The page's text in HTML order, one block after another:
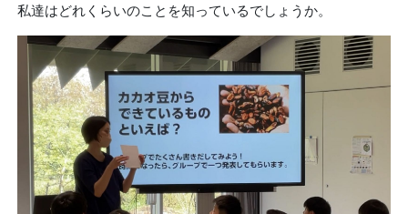
私達はどれくらいのことを知っているでしょうか。